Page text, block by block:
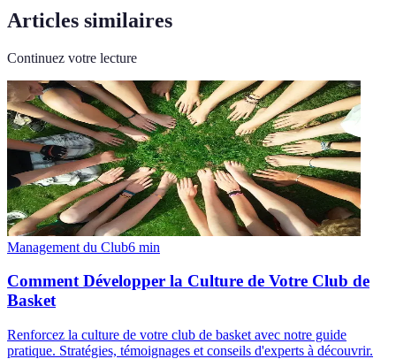
Articles similaires
Continuez votre lecture
Management du Club6 min
Comment Développer la Culture de Votre Club de
Basket
Renforcez la culture de votre club de basket avec notre guide
pratique. Stratégies, témoignages et conseils d'experts à découvrir.